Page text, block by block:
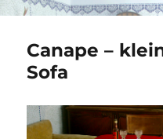
Canape –
Sofa